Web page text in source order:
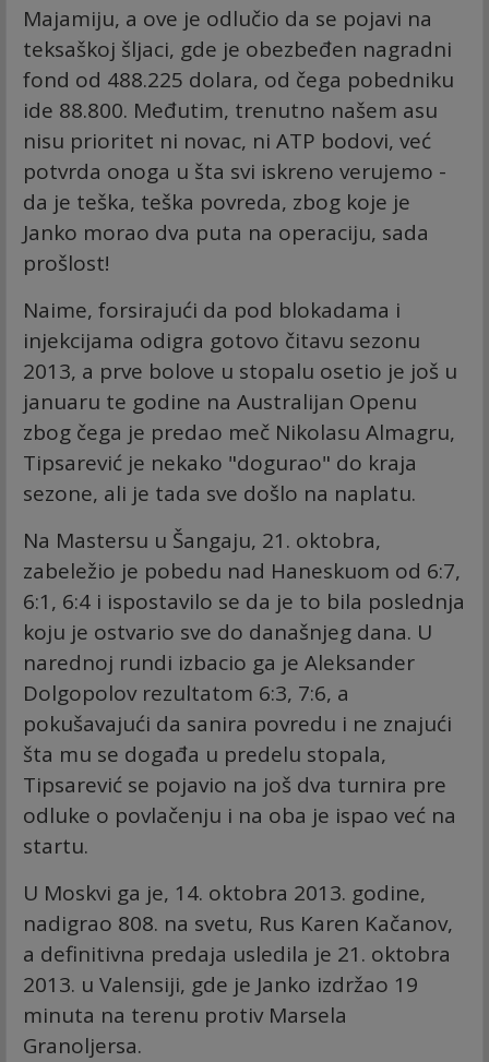
Majamiju, a ove je odlučio da se pojavi na
teksaškoj šljaci, gde je obezbeđen nagradni
fond od 488.225 dolara, od čega pobedniku
ide 88.800. Međutim, trenutno našem asu
nisu prioritet ni novac, ni ATP bodovi, već
potvrda onoga u šta svi iskreno verujemo -
da je teška, teška povreda, zbog koje je
Janko morao dva puta na operaciju, sada
prošlost!
Naime, forsirajući da pod blokadama i
injekcijama odigra gotovo čitavu sezonu
2013, a prve bolove u stopalu osetio je još u
januaru te godine na Australijan Openu
zbog čega je predao meč Nikolasu Almagru,
Tipsarević je nekako "dogurao" do kraja
sezone, ali je tada sve došlo na naplatu.
Na Mastersu u Šangaju, 21. oktobra,
zabeležio je pobedu nad Haneskuom od 6:7,
6:1, 6:4 i ispostavilo se da je to bila poslednja
koju je ostvario sve do današnjeg dana. U
narednoj rundi izbacio ga je Aleksander
Dolgopolov rezultatom 6:3, 7:6, a
pokušavajući da sanira povredu i ne znajući
šta mu se događa u predelu stopala,
Tipsarević se pojavio na još dva turnira pre
odluke o povlačenju i na oba je ispao već na
startu.
U Moskvi ga je, 14. oktobra 2013. godine,
nadigrao 808. na svetu, Rus Karen Kačanov,
a definitivna predaja usledila je 21. oktobra
2013. u Valensiji, gde je Janko izdržao 19
minuta na terenu protiv Marsela
Granoljersa.